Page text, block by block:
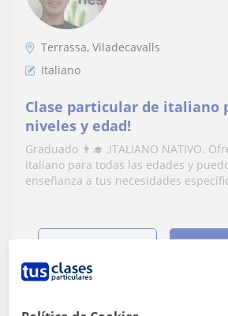
Terrassa, Viladecavalls
Italiano
Clase particular de italiano
niveles y edad!
Graduado 👨‍🎓 ,ITALIANO NATIVO.
italiano para todas las edades y
enseñanza a tus necesidades